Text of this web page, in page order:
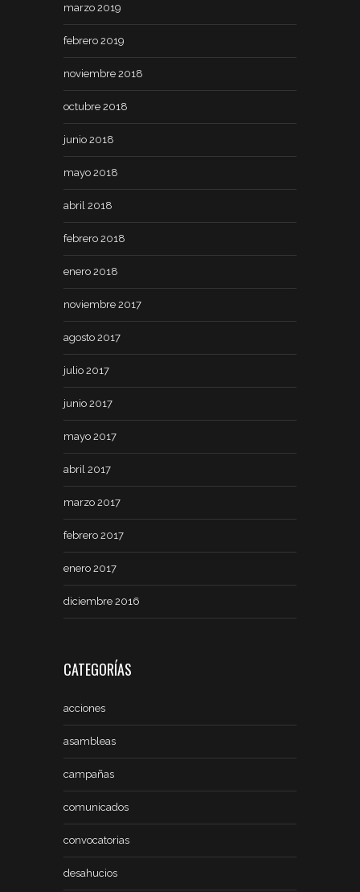
marzo 2019
febrero 2019
noviembre 2018
octubre 2018
junio 2018
mayo 2018
abril 2018
febrero 2018
enero 2018
noviembre 2017
agosto 2017
julio 2017
junio 2017
mayo 2017
abril 2017
marzo 2017
febrero 2017
enero 2017
diciembre 2016
CATEGORÍAS
acciones
asambleas
campañas
comunicados
convocatorias
desahucios